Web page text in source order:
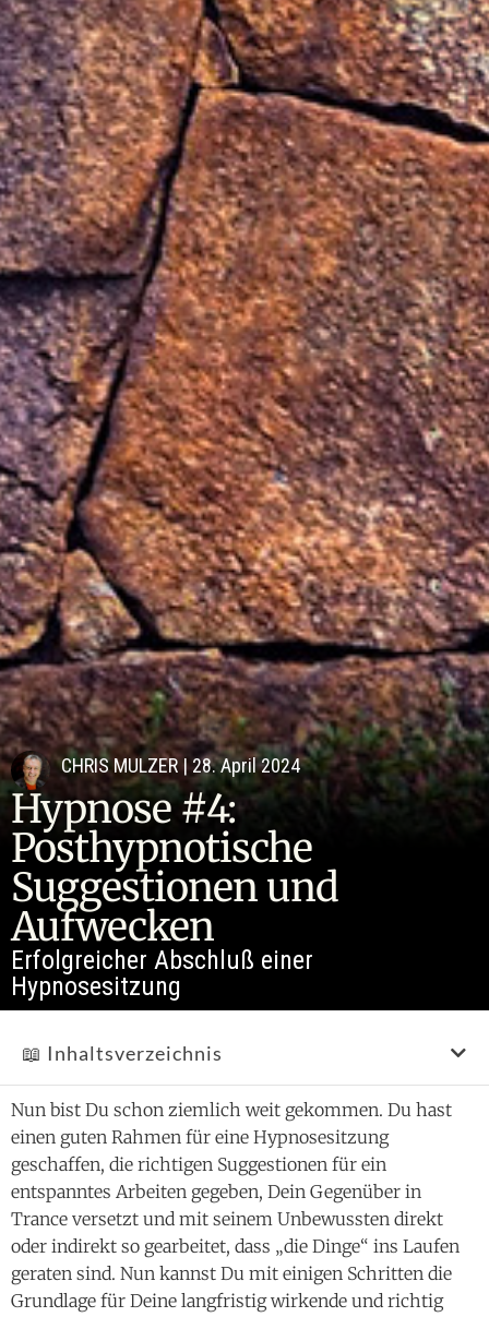
CHRIS MULZER|28. April 2024
Hypnose #4:
Posthypnotische
Suggestionen und
Aufwecken
Erfolgreicher Abschluß einer
Hypnosesitzung
Nun bist Du schon ziemlich weit gekommen. Du hast
einen guten Rahmen für eine Hypnosesitzung
geschaffen, die richtigen Suggestionen für ein
entspanntes Arbeiten gegeben, Dein Gegenüber in
Trance versetzt und mit seinem Unbewussten direkt
oder indirekt so gearbeitet, dass „die Dinge“ ins Laufen
geraten sind. Nun kannst Du mit einigen Schritten die
Grundlage für Deine langfristig wirkende und richtig
📖 Inhaltsverzeichnis